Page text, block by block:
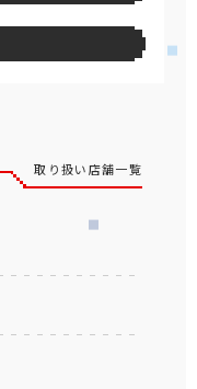
取り扱い店舗一覧